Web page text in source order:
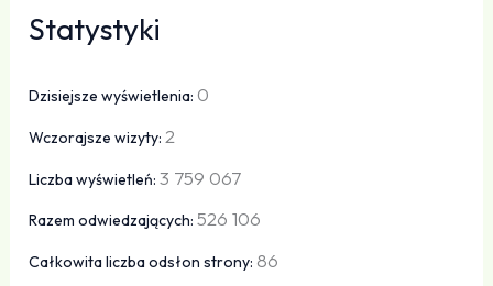
Statystyki
Dzisiejsze wyświetlenia: 0
Wczorajsze wizyty:2
Liczba wyświetleń:3 759 067
Razem odwiedzających:526 106
Całkowita liczba odsłon strony: 86